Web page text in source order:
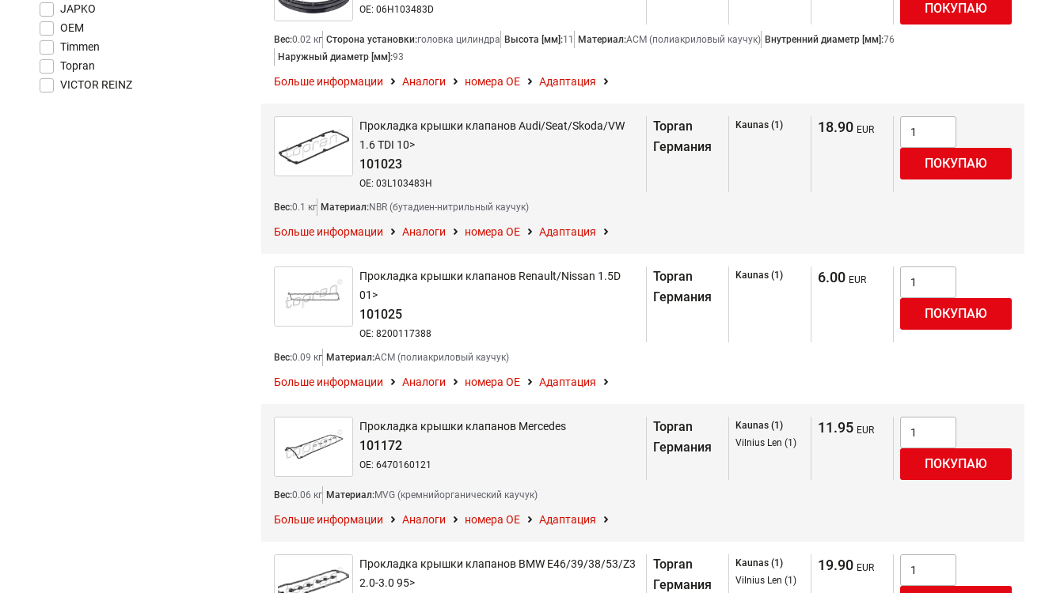
JAPKO
OEM
Timmen
Topran
VICTOR REINZ
OE: 06H103483D
Вес:0.02 кг Сторона установки:головка цилиндра Высота [мм]:11 Материал:АСМ (полиакриловый каучук) Внутренний диаметр [мм]:76
Наружный диаметр [мм]:93
Больше информации Аналоги номера ОЕ Адаптация
Прокладка крышки клапанов Audi/Seat/Skoda/VW
1.6 TDI 10>
101023
OE: 03L103483H
Topran
Германия
Kaunas (1) 18.90
Вес:0.1 кг Материал:NBR (бутадиен-нитрильный каучук)
Больше информации Аналоги номера ОЕ Адаптация
Прокладка крышки клапанов Renault/Nissan 1.5D
01>
101025
OE: 8200117388
Topran
Германия
Kaunas (1) 6.00
Вес:0.09 кг Материал:АСМ (полиакриловый каучук)
Больше информации Аналоги номера ОЕ Адаптация
Прокладка крышки клапанов Mercedes
101172
OE: 6470160121
Topran
Германия
Kaunas (1)
Vilnius Len (1)
11.95
Вес:0.06 кг Материал:MVG (кремнийорганический каучук)
Больше информации Аналоги номера ОЕ Адаптация
Прокладка крышки клапанов BMW E46/39/38/53/Z3
2.0-3.0 95>
Topran
Германия
Kaunas (1)
Vilnius Len (1)
19.90